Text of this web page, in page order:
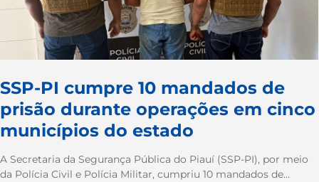
SSP-PI cumpre 10 mandados de
prisão durante operações em cinco
municípios do estado
A Secretaria da Segurança Pública do Piauí (SSP-PI), por meio
da Polícia Civil e Polícia Militar, cumpriu 10 mandados de...